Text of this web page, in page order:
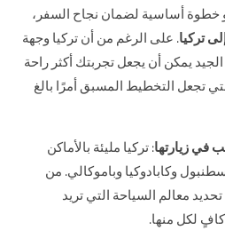
خطوة أساسية لضمان نجاح السفر،
تركيا. على الرغم من أن تركيا وجهة
يمكن أن يجعل تجربتك أكثر راحة
تجعل التخطيط المسبق أمرًا بالغ
في زيارتها: تركيا مليئة بالأماكن
وكابادوكيا وباموكالي. من
معالم السياحة التي تريد
لكل منها.